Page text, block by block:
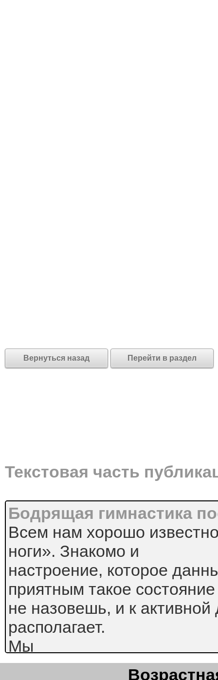
Вернуться назад Перейти в раздел
Текстовая часть
Бодрящая гимнастика
Всем нам хорошо
ноги». Знакомо и
настроение, которое
приятным такое состояние
не назовешь, и к
располагает.
Мы
же